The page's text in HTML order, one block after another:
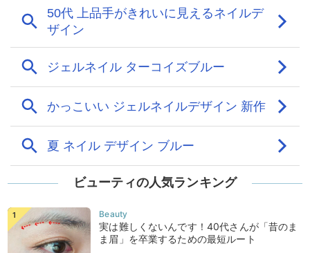
ビューティの人気ランキング
実は難しくないんです！40代さんが「昔のま
ま眉」を卒業するための最短ルート